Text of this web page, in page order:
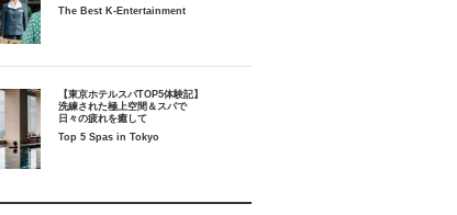
The Best K-Entertainment
【東京ホテルスパTOP5体験記】
洗練された極上空間＆スパで
日々の疲れを癒して
Top 5 Spas in Tokyo